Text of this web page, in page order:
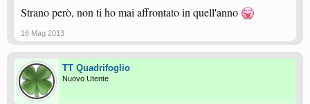
Strano però, non ti ho mai affrontato in quell'anno
16 Mag 2013
TT Quadrifoglio
Nuovo Utente